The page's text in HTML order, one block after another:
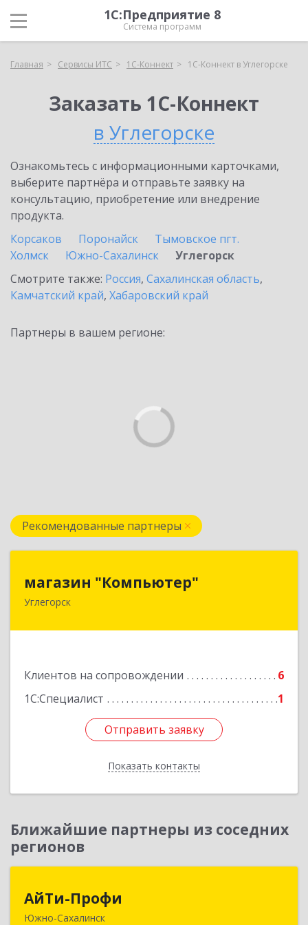
1С:Предприятие 8
Система программ
Главная Сервисы ИТС 1С-Коннект 1С-Коннект в Углегорске
Заказать 1С-Коннект
в Углегорске
Ознакомьтесь с информационными карточками,
выберите партнёра и отправьте заявку на
консультацию, приобретение или внедрение
продукта.
Корсаков
Поронайск
Тымовское пгт.
Холмск
Южно-Сахалинск
Углегорск
Смотрите также: Россия, Сахалинская область,
Камчатский край, Хабаровский край
Партнеры в вашем регионе:
Рекомендованные партнеры
магазин "Компьютер"
Углегорск
Клиентов на сопровождении
6
1С:Специалист
1
Отправить заявку
Показать контакты
694920, Сахалинская обл, Углегорский р-н,
Отправить заявку
Назад
Ближайшие партнеры из соседних
регионов
АйТи-Профи
Южно-Сахалинск693023, Сахалинская обл, город Южно-